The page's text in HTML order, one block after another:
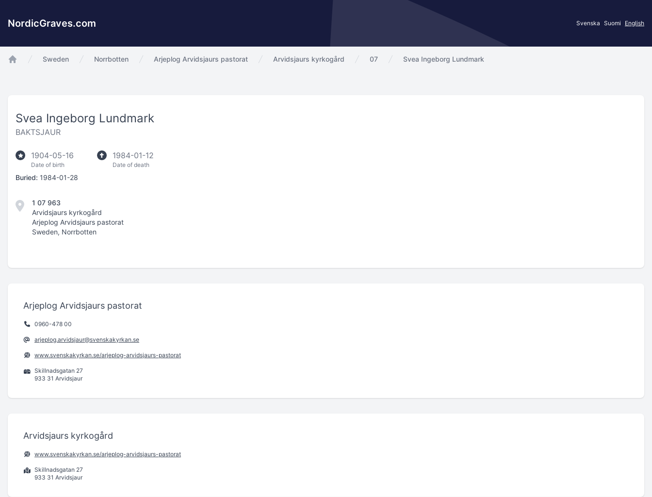
NordicGraves.com Svenska Suomi English
Sweden Norrbotten Arjeplog Arvidsjaurs pastorat Arvidsjaurs kyrkogård 07 Svea Ingeborg Lundmark
Svea Ingeborg Lundmark
BAKTSJAUR
1904-05-16
Date of birth
1984-01-12
Date of death
Buried: 1984-01-28
1 07 963
Arvidsjaurs kyrkogård
Arjeplog Arvidsjaurs pastorat
Sweden, Norrbotten
Arjeplog Arvidsjaurs pastorat
0960-478 00
arjeplog.arvidsjaur@svenskakyrkan.se
www.svenskakyrkan.se/arjeplog-arvidsjaurs-pastorat
Skillnadsgatan 27
933 31 Arvidsjaur
Arvidsjaurs kyrkogård
www.svenskakyrkan.se/arjeplog-arvidsjaurs-pastorat
Skillnadsgatan 27
933 31 Arvidsjaur